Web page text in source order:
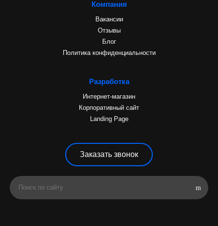
Компания
Вакансии
Отзывы
Блог
Политика конфиденциальности
Разработка
Интернет-магазин
Корпоративный сайт
Landing Page
Заказать звонок